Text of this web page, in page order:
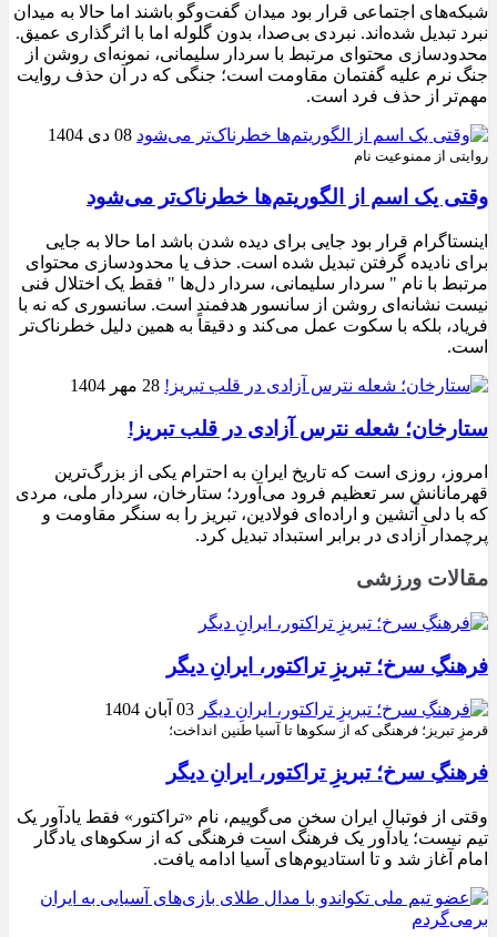
شبکه‌های اجتماعی قرار بود میدان گفت‌وگو باشند اما حالا به میدان
نبرد تبدیل شده‌اند. نبردی بی‌صدا، بدون گلوله اما با اثرگذاری عمیق.
محدودسازی محتوای مرتبط با سردار سلیمانی، نمونه‌ای روشن از
جنگ نرم علیه گفتمان مقاومت است؛ جنگی که در آن حذف روایت
مهم‌تر از حذف فرد است.
08 دی 1404
روایتی از ممنوعیت نام
وقتی یک اسم از الگوریتم‌ها خطرناک‌تر می‌شود
اینستاگرام قرار بود جایی برای دیده شدن باشد اما حالا به جایی
برای نادیده گرفتن تبدیل شده است. حذف یا محدودسازی محتوای
مرتبط با نام " سردار سلیمانی، سردار دل‌ها " فقط یک اختلال فنی
نیست نشانه‌ای روشن از سانسور هدفمند است. سانسوری که نه با
فریاد، بلکه با سکوت عمل می‌کند و دقیقاً به همین دلیل خطرناک‌تر
است.
28 مهر 1404
ستارخان؛ شعله نترس آزادی در قلب تبریز!
امروز، روزی است که تاریخ ایران به احترام یکی از بزرگ‌ترین
قهرمانانش سر تعظیم فرود می‌آورد؛ ستارخان، سردار ملی، مردی
که با دلی آتشین و اراده‌ای فولادین، تبریز را به سنگر مقاومت و
پرچمدار آزادی در برابر استبداد تبدیل کرد.
مقالات ورزشی
فرهنگِ سرخ؛ تبریزِ تراکتور، ایرانِ دیگر
03 آبان 1404
قرمزِ تبریز؛ فرهنگی که از سکوها تا آسیا طنین انداخت؛
فرهنگِ سرخ؛ تبریزِ تراکتور، ایرانِ دیگر
وقتی از فوتبال ایران سخن می‌گوییم، نام «تراکتور» فقط یادآور یک
تیم نیست؛ یادآور یک فرهنگ است فرهنگی که از سکوهای یادگار
امام آغاز شد و تا استادیوم‌های آسیا ادامه یافت.